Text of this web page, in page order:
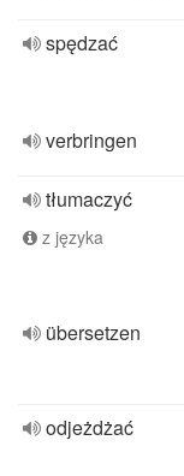
spędzać
verbringen
tłumaczyć
z języka
übersetzen
odjeżdżać